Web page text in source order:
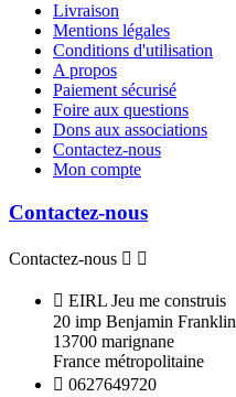
Livraison
Mentions légales
Conditions d'utilisation
A propos
Paiement sécurisé
Foire aux questions
Dons aux associations
Contactez-nous
Mon compte
Contactez-nous
Contactez-nous  
 EIRL Jeu me construis
20 imp Benjamin Franklin
13700 marignane
France métropolitaine
 0627649720